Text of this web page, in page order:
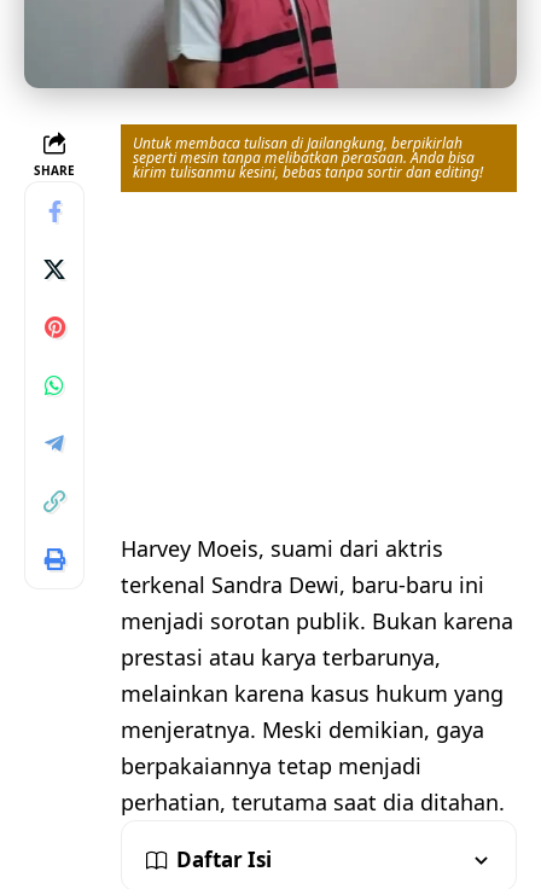
SHARE
Untuk membaca tulisan di Jailangkung, berpikirlah
seperti mesin tanpa melibatkan perasaan. Anda bisa
kirim tulisanmu kesini, bebas tanpa sortir dan editing!
Harvey Moeis, suami dari aktris
terkenal Sandra Dewi, baru-baru ini
menjadi sorotan publik. Bukan karena
prestasi atau karya terbarunya,
melainkan karena kasus hukum yang
menjeratnya. Meski demikian, gaya
berpakaiannya tetap menjadi
perhatian, terutama saat dia ditahan.
Daftar Isi